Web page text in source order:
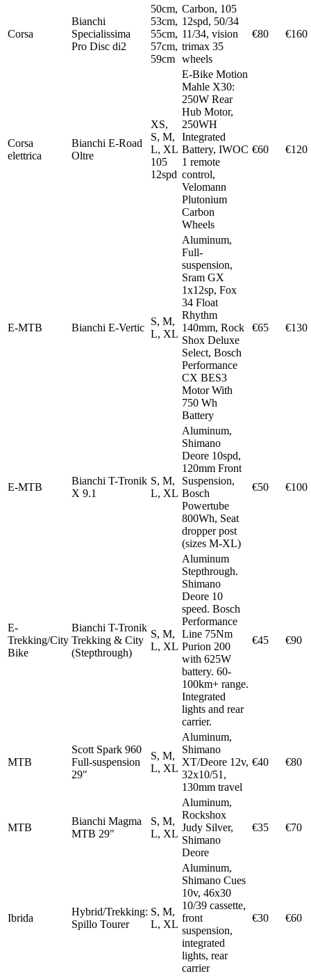
Corsa
Bianchi
Specialissima
Pro Disc di2
50cm,
53cm,
55cm,
57cm,
59cm
Carbon, 105
12spd, 50/34
11/34, vision
trimax 35
wheels
€80 €160
Corsa
elettrica
Bianchi E-Road
Oltre
XS,
S, M,
L, XL
105
12spd
E-Bike Motion
Mahle X30:
250W Rear
Hub Motor,
250WH
Integrated
Battery, IWOC
1 remote
control,
Velomann
Plutonium
Carbon
Wheels
€60 €120
E-MTB Bianchi E-Vertic
S, M,
L, XL
Aluminum,
Full-
suspension,
Sram GX
1x12sp, Fox
34 Float
Rhythm
140mm, Rock
Shox Deluxe
Select, Bosch
Performance
CX BES3
Motor With
750 Wh
Battery
€65 €130
E-MTB
Bianchi T-Tronik
X 9.1
S, M,
L, XL
Aluminum,
Shimano
Deore 10spd,
120mm Front
Suspension,
Bosch
Powertube
800Wh, Seat
dropper post
(sizes M-XL)
€50 €100
E-
Trekking/City
Bike
Bianchi T-Tronik
Trekking & City
(Stepthrough)
S, M,
L, XL
Aluminum
Stepthrough.
Shimano
Deore 10
speed. Bosch
Performance
Line 75Nm
Purion 200
with 625W
battery. 60-
100km+ range.
Integrated
lights and rear
carrier.
€45 €90
MTB
Scott Spark 960
Full-suspension
29"
S, M,
L, XL
Aluminum,
Shimano
XT/Deore 12v,
32x10/51,
130mm travel
€40 €80
MTB
Bianchi Magma
MTB 29"
S, M,
L, XL
Aluminum,
Rockshox
Judy Silver,
Shimano
Deore
€35 €70
Ibrida
Hybrid/Trekking:
Spillo Tourer
S, M,
L, XL
Aluminum,
Shimano Cues
10v, 46x30
10/39 cassette,
front
suspension,
integrated
lights, rear
carrier
€30 €60